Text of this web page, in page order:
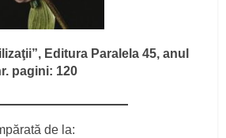
Editura Paralela 45, anul
pagini: 120
de la: